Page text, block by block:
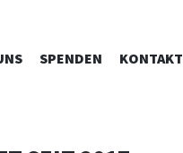
SPENDEN KONTAKT